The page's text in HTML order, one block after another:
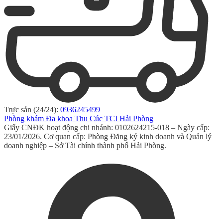
Trực sản (24/24): 0936245499
Phòng khám Đa khoa Thu Cúc TCI Hải Phòng
Giấy CNĐK hoạt động chi nhánh: 0102624215-018 – Ngày cấp:
23/01/2026. Cơ quan cấp: Phòng Đăng ký kinh doanh và Quản lý
doanh nghiệp – Sở Tài chính thành phố Hải Phòng.